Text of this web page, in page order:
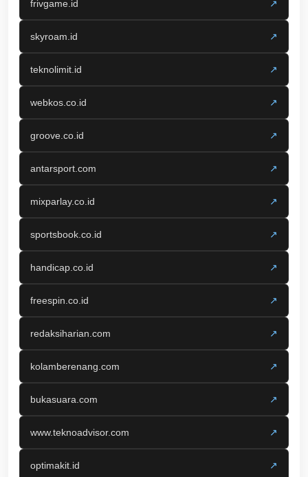
frivgame.id ↗
skyroam.id ↗
teknolimit.id ↗
webkos.co.id ↗
groove.co.id ↗
antarsport.com ↗
mixparlay.co.id ↗
sportsbook.co.id ↗
handicap.co.id ↗
freespin.co.id ↗
redaksiharian.com ↗
kolamberenang.com ↗
bukasuara.com ↗
www.teknoadvisor.com ↗
optimakit.id ↗